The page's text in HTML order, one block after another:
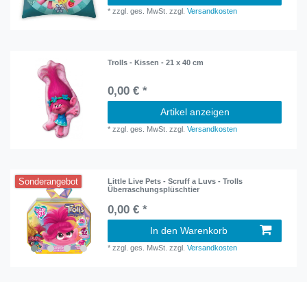
*zzgl. ges. MwSt. zzgl.Versandkosten
Trolls - Kissen - 21 x 40 cm
0,00 € *
Artikel anzeigen
*zzgl. ges. MwSt. zzgl.Versandkosten
Sonderangebot
Little Live Pets - Scruff a Luvs - Trolls
Überraschungsplüschtier
0,00 € *
In den Warenkorb
*zzgl. ges. MwSt. zzgl.Versandkosten